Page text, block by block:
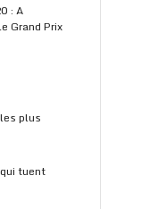
: A
Grand Prix
plus
tuent